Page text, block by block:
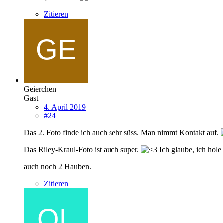
Zitieren
Geierchen
Gast
4. April 2019
#24
Das 2. Foto finde ich auch sehr süss. Man nimmt Kontakt auf.
Das Riley-Kraul-Foto ist auch super.
Ich glaube, ich hole
auch noch 2 Hauben.
Zitieren